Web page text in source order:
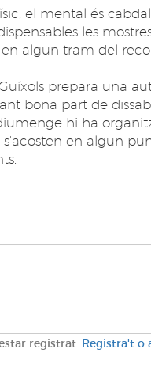
el mental és
les
algun tram del
prepara una
bona part de
hi ha
s'acosten en algun
registrat. Registra't o